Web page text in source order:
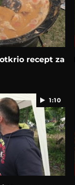
recept za
1:10